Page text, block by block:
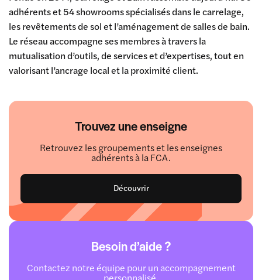
Trouvez une enseigne
Retrouvez les groupements et les enseignes
adhérents à la FCA.
Découvrir
Besoin d’aide ?
Contactez notre équipe pour un accompagnement
personnalisé.
adhérents et 54 showrooms spécialisés dans le carrelage,
les revêtements de sol et l’aménagement de salles de bain.
Le réseau accompagne ses membres à travers la
mutualisation d’outils, de services et d’expertises, tout en
valorisant l’ancrage local et la proximité client.